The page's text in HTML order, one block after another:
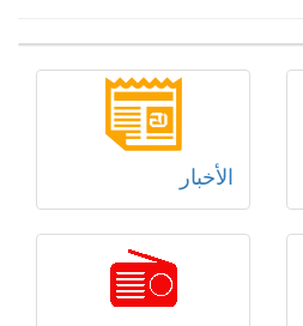
الأخبار